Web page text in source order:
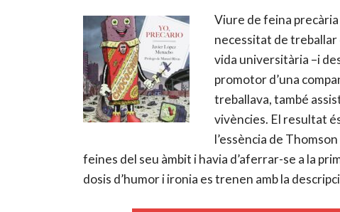
Viure de feina precària
necessitat de treballar
vida universitària –i
promotor d’una
treballava, també
vivències. El resultat
l’essència de
feines del seu àmbit i havia d’aferrar-se a la
dosis d’humor i ironia es trenen amb la